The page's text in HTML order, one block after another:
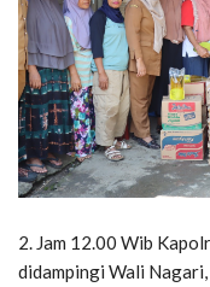
2. Jam 12.00 Wib
didampingi Wali